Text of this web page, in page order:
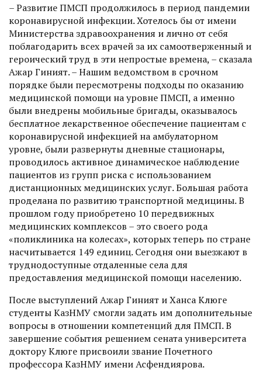
– Развитие ПМСП продолжилось в период пандемии
коронавирусной инфекции. Хотелось бы от имени
Министерства здравоохранения и лично от себя
поблагодарить всех врачей за их самоотверженный и
героический труд в эти непростые времена, – сказала
Ажар Гиният. – Нашим ведомством в срочном
порядке были пересмотрены подходы по оказанию
медицинской помощи на уровне ПМСП, а именно
были внедрены мобильные бригады, оказывалось
бесплатное лекарственное обеспечение пациентам с
коронавирусной инфекцией на амбулаторном
уровне, были развернуты дневные стационары,
проводилось активное динамическое наблюдение
пациентов из групп риска с использованием
дистанционных медицинских услуг. Большая работа
проделана по развитию транспортной медицины. В
прошлом году приобретено 10 передвижных
медицинских комплексов – это свое­го рода
«поликлиника на колесах», которых теперь по стране
насчитывается 149 единиц. Сегодня они выезжают в
труднодоступные отдаленные села для
предоставления медицинской помощи населению.
После выступлений Ажар Гиният и Ханса Клюге
студенты КазНМУ смогли задать им дополнительные
вопросы в отношении компетенций для ПМСП. В
завершение события решением сената университета
доктору Клюге присвоили звание Почетного
профессора КазНМУ имени Асфендиярова.